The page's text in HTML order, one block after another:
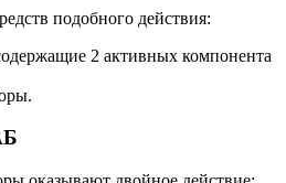
подобного действия:
2 активных компонента